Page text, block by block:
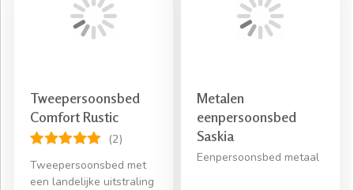
Tweepersoonsbed
Comfort Rustic
(2)
Tweepersoonsbed met
een landelijke uitstraling
Metalen
eenpersoonsbed
Saskia
Eenpersoonsbed metaal